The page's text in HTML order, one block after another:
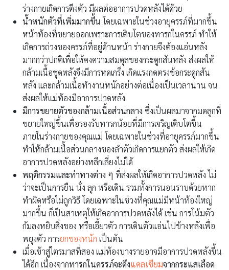
ร่างกายเกิดการตึงตัว มีผลต่ออาการปวดหลังได้ด้วย
น้ำหนักตัวที่เพิ่มมากขึ้น โดยเฉพาะในช่วงอายุครรภ์ที่มากขึ้น
หน้าท้องที่ขยายออกเพราะการเติบโตของทารกในครรภ์ ทำให้
เกิดการถ่วงของครรภ์ที่อยู่ด้านหน้า ร่างกายจึงต้องแอ่นหลัง
มากกว่าปกติเพื่อให้คงความสมดุลของกระดูกสันหลัง ส่งผลให้
กล้ามเนื้อชุดหลังจึงมีการหดเกร็ง เกิดแรงกดตรงข้อกระดูกสัน
หลัง และกล้ามเนื้อทำงานหนักอย่างต่อเนื่องเป็นเวลานาน จน
ส่งผลให้แม่ท้องมีอาการปวดหลัง
มีการขยายตัวของกล้ามเนื้อส่วนกลาง ซึ่งเป็นผลมาจากมดลูกที่
ขยายใหญ่ขึ้นเพื่อรองรับทารกน้อยที่มีการเจริญเติบโตขึ้น
ภายในร่างกายของคุณแม่ โดยเฉพาะในช่วงที่อายุครรภ์มากขึ้น
ทำให้กล้ามเนื้อส่วนกลางของลำตัวเกิดการแยกตัว ส่งผลให้เกิด
อาการปวดหลังอย่างหลีกเลี่ยงไม่ได้
พฤติกรรมและท่าทางต่าง ๆ ที่ส่งผลให้เกิดอาการปวดหลัง ไม่
ว่าจะเป็นการยืน นั่ง ลุก หรือเดิน รวมทั้งการนอนราบด้วยหาก
ทำผิดหรือไม่ถูกวิธี โดยเฉพาะในช่วงที่คุณแม่มีหน้าท้องใหญ่
มากขึ้น ก็เป็นสาเหตุให้เกิดอาการปวดหลังได้ เช่น การโน้มตัว
ก้มลงหยิบสิ่งของ หรือเอี้ยวตัว การเดินตัวแอ่นไปข้างหลังเพื่อ
พยุงตัว การยกของหนัก เป็นต้น
เมื่อเข้าสู่ไตรมาสที่สอง แม่ท้องบางรายอาจมีอาการปวดหลังขึ้น
ได้อีก เนื่องจากทารกในครรภ์จะดึงแคลเซียมจากกระแสเลือด